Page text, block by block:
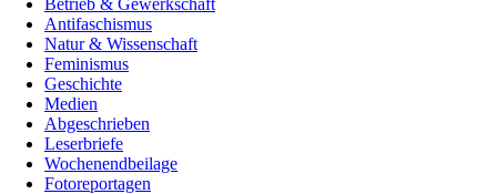
Betrieb & Gewerkschaft
Antifaschismus
Natur & Wissenschaft
Feminismus
Geschichte
Medien
Abgeschrieben
Leserbriefe
Wochenendbeilage
Fotoreportagen